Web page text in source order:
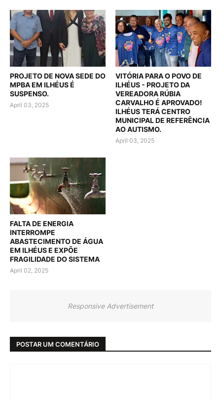
PROJETO DE NOVA SEDE DO
MPBA EM ILHÉUS É
SUSPENSO.
April 03, 2025
VITÓRIA PARA O POVO DE
ILHÉUS - PROJETO DA
VEREADORA RÚBIA
CARVALHO É APROVADO!
ILHÉUS TERÁ CENTRO
MUNICIPAL DE REFERÊNCIA
AO AUTISMO.
April 03, 2025
FALTA DE ENERGIA
INTERROMPE
ABASTECIMENTO DE ÁGUA
EM ILHÉUS E EXPÕE
FRAGILIDADE DO SISTEMA
April 02, 2025
Responsive Advertisement
POSTAR UM COMENTÁRIO